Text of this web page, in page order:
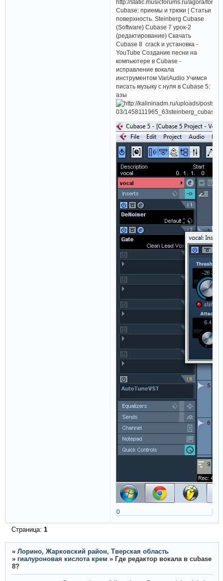
Сubase: приемы и трюки | Статьи
поверхность. Steinberg Cubase
(Software) Cubase 7 урок-2
(редактирование) Скачать
Cubase 8 crack и установка -
YouTube Создание песни на
компьютере в Cubase -
исправление вокала
инструментом VariAudio Учимся
писать музыку с нуля в Cubase 5:
азы
0
Страница: 1
» Лорино, Жарковский район, Тверская область
» гиалуроновая кислота крем » Где редактор вокала в cubase
8?